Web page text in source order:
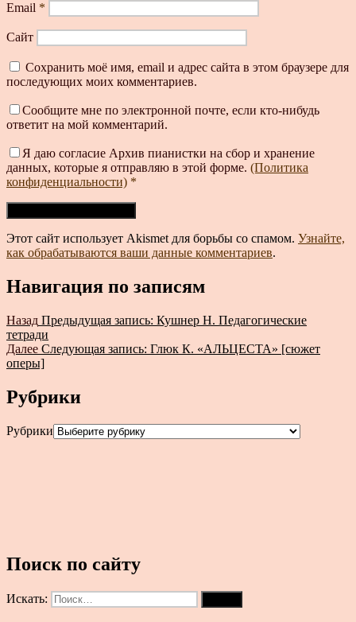
Email *
Сайт
Сохранить моё имя, email и адрес сайта в этом браузере для
последующих моих комментариев.
Сообщите мне по электронной почте, если кто-нибудь
ответит на мой комментарий.
Я даю согласие Архив пианистки на сбор и хранение
данных, которые я отправляю в этой форме. (Политика
конфиденциальности) *
Этот сайт использует Akismet для борьбы со спамом. Узнайте,
как обрабатываются ваши данные комментариев.
Навигация по записям
Назад Предыдущая запись: Кушнер Н. Педагогические
тетради
Далее Следующая запись: Глюк К. «АЛЬЦЕСТА» [сюжет
оперы]
Рубрики
Рубрики
Поиск по сайту
Искать: